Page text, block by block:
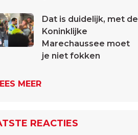
Dat is duidelijk, met de
Koninklijke
Marechaussee moet
je niet fokken
MEER
REACTIES